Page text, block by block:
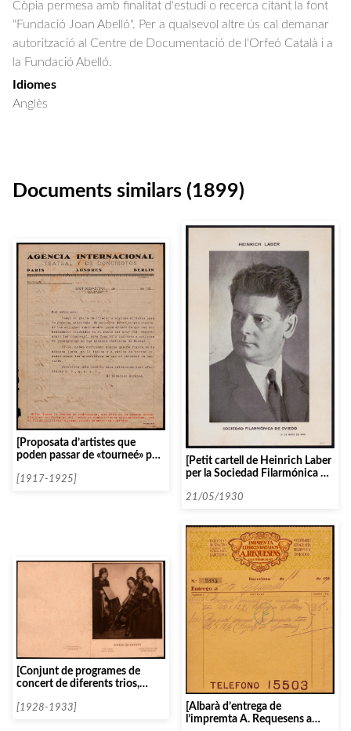
Còpia permesa amb finalitat d'estudi o recerca citant la font
"Fundació Joan Abelló". Per a qualsevol altre ús cal demanar
autorització al Centre de Documentació de l'Orfeó Català i a
la Fundació Abelló.
Idiomes
Anglès
Documents similars (1899)
[Proposata d’artistes que
poden passar de «tourneé» per
amb el seu caché]
[1917-1925]
[Petit cartell de Heinrich Laber
per la Sociedad Filarmónica de
21/05/1930
[Conjunt de programes de
concert de diferents trios,
per les lletres V, X i Z]
[1928-1933]
[Albarà d’entrega de
l’impremta A. Requesens a